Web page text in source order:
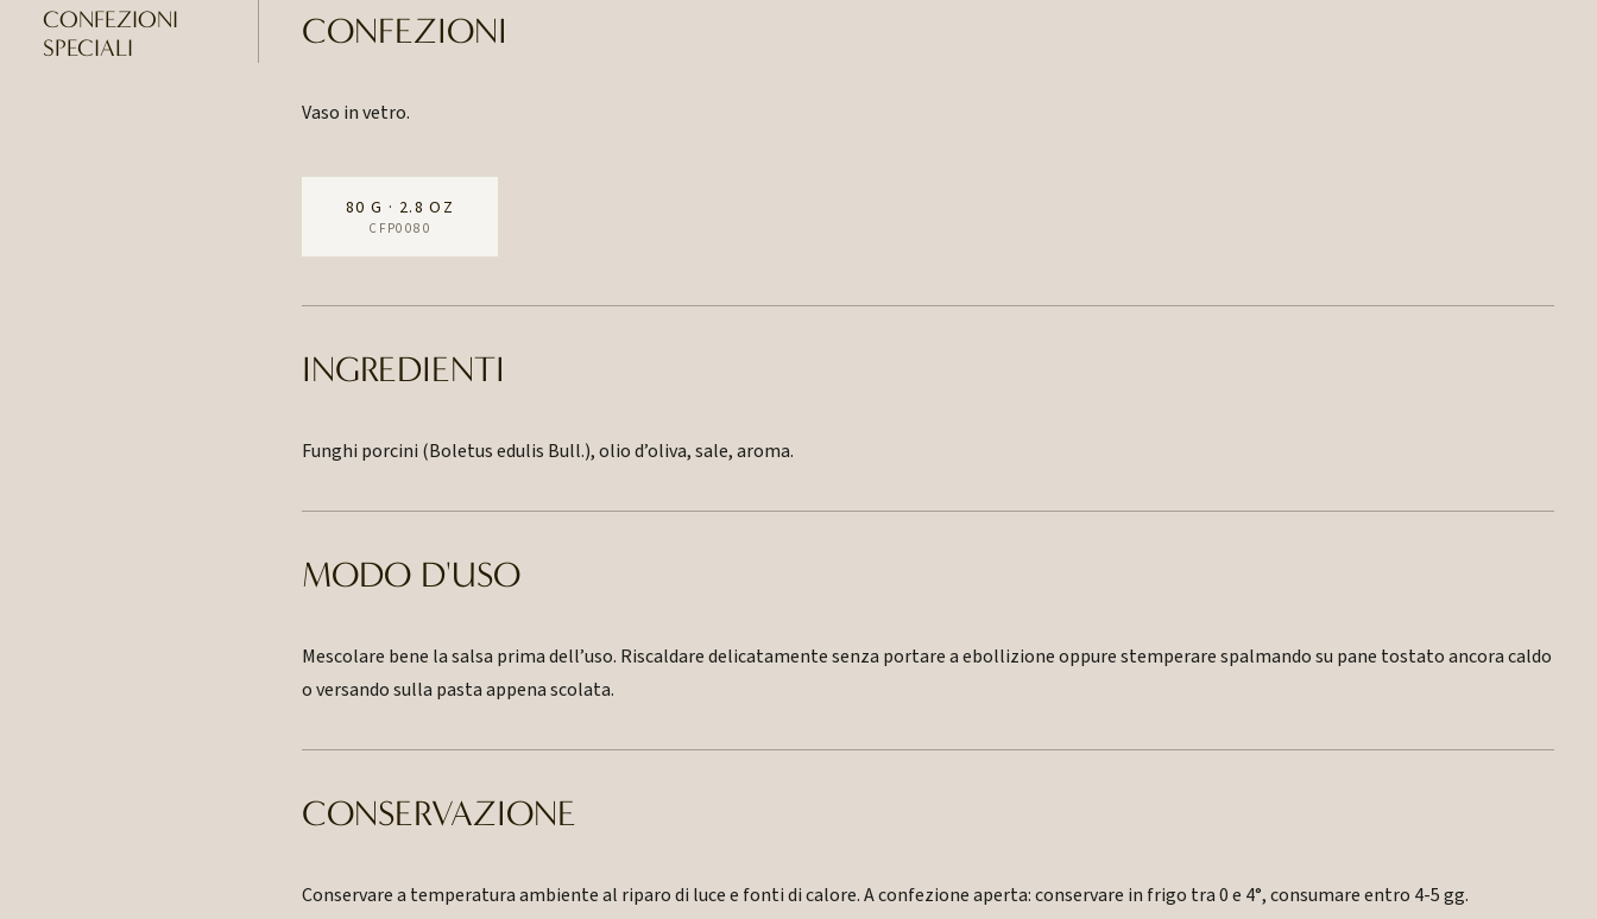
CONFEZIONI
SPECIALI
CONFEZIONI
Vaso in vetro.
80 G · 2.8 OZ
CFP0080
INGREDIENTI
Funghi porcini (Boletus edulis Bull.), olio d’oliva, sale, aroma.
MODO D'USO
Mescolare bene la salsa prima dell’uso. Riscaldare delicatamente senza portare a ebollizione oppure stemperare spalmando su pane tostato ancora caldo
o versando sulla pasta appena scolata.
CONSERVAZIONE
Conservare a temperatura ambiente al riparo di luce e fonti di calore. A confezione aperta: conservare in frigo tra 0 e 4°, consumare entro 4-5 gg.